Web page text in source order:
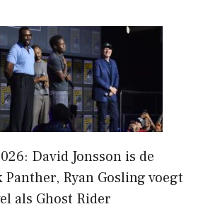
David Jonsson is de
Ryan Gosling voegt
als Ghost Rider